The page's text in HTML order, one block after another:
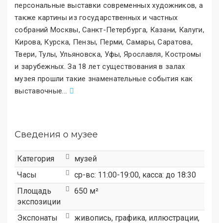
персональные выставки современных художников, а
также картины из государственных и частных
собраний Москвы, Санкт-Петербурга, Казани, Калуги,
Кирова, Курска, Пензы, Перми, Самары, Саратова,
Твери, Тулы, Ульяновска, Уфы, Ярославля, Костромы
и зарубежных. За 18 лет существования в залах
музея прошли такие знаменательные события как
выставочные...
Сведения о музее
Категория
музей
Часы
ср-вс: 11:00-19:00, касса: до 18:30
Площадь
экспозиции
650 м²
Экспонаты
живопись, графика, иллюстрации,